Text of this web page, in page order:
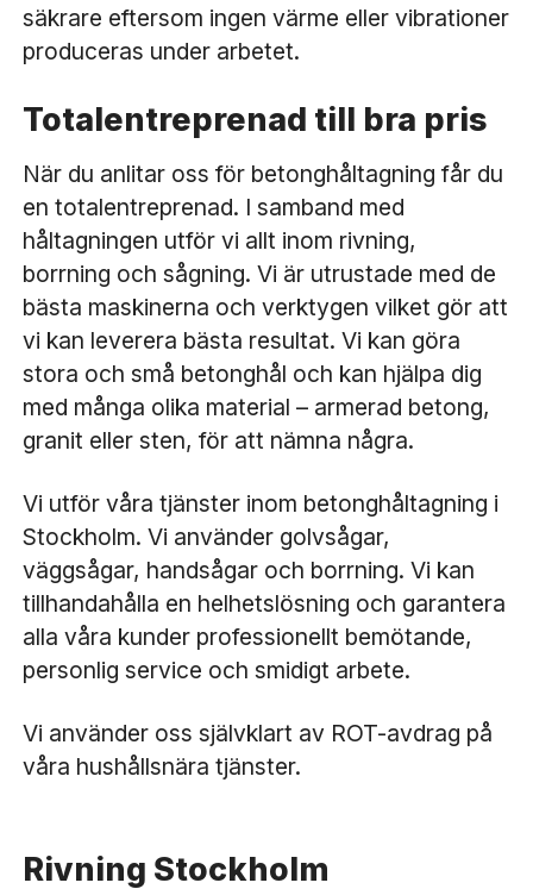
säkrare eftersom ingen värme eller vibrationer
produceras under arbetet.
Totalentreprenad till bra pris
När du anlitar oss för betonghåltagning får du
en totalentreprenad. I samband med
håltagningen utför vi allt inom rivning,
borrning och sågning. Vi är utrustade med de
bästa maskinerna och verktygen vilket gör att
vi kan leverera bästa resultat. Vi kan göra
stora och små betonghål och kan hjälpa dig
med många olika material – armerad betong,
granit eller sten, för att nämna några.
Vi utför våra tjänster inom betonghåltagning i
Stockholm. Vi använder golvsågar,
väggsågar, handsågar och borrning. Vi kan
tillhandahålla en helhetslösning och garantera
alla våra kunder professionellt bemötande,
personlig service och smidigt arbete.
Vi använder oss självklart av ROT-avdrag på
våra hushållsnära tjänster.
Rivning Stockholm